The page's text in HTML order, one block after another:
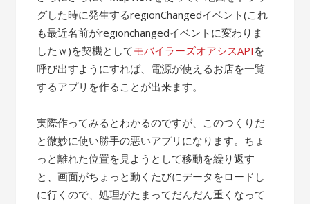
グした時に発生するregionChangedイベント(これ
も最近名前がregionchangedイベントに変わりま
したｗ)を契機としてモバイラーズオアシスAPI を
呼び出すようにすれば、電源が使えるお店を一覧
するアプリを作ることが出来ます。
実際作ってみるとわかるのですが、このつくりだ
と微妙に使い勝手の悪いアプリになります。ちょ
っと離れた位置を見ようとして移動を繰り返す
と、画面がちょっと動くたびにデータをロードし
に行くので、処理がたまってだんだん重くなって